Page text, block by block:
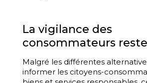
La vigilance des
consommateurs
Malgré les différentes
informer les citoyens-